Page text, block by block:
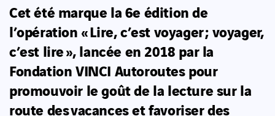
Cet été marque la 6e édition de
l’opération « Lire, c’est voyager ; voyager,
c’est lire », lancée en 2018 par la
Fondation VINCI Autoroutes pour
promouvoir le goût de la lecture sur la
route des vacances et favoriser des